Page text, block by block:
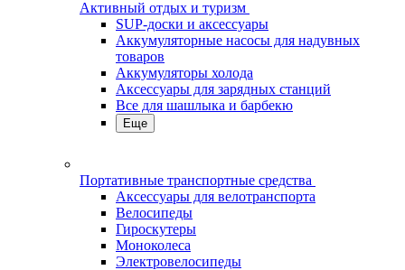
Активный отдых и туризм
SUP-доски и аксессуары
Аккумуляторные насосы для надувных
товаров
Аккумуляторы холода
Аксессуары для зарядных станций
Все для шашлыка и барбекю
Еще
Портативные транспортные средства
Аксессуары для велотранспорта
Велосипеды
Гироскутеры
Моноколеса
Электровелосипеды